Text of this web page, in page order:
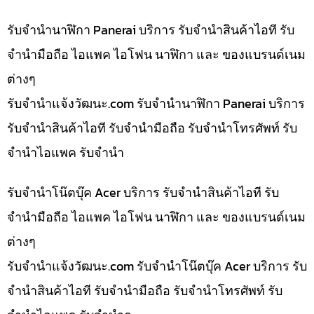
รับจำนำนาฬิกา Panerai บริการ รับจำนำสินค้าไอที รับ
จำนำมือถือ ไอแพค ไอโฟน นาฬิกา และ ของแบรนด์เนม
ต่างๆ
รับจํานําแจ้งวัฒนะ.com รับจำนำนาฬิกา Panerai บริการ
รับจำนำสินค้าไอที รับจำนำมือถือ รับจำนำโทรศัพท์ รับ
จำนำไอแพค รับจำนำ
รับจำนำโน๊ตบุ๊ค Acer บริการ รับจำนำสินค้าไอที รับ
จำนำมือถือ ไอแพค ไอโฟน นาฬิกา และ ของแบรนด์เนม
ต่างๆ
รับจํานําแจ้งวัฒนะ.com รับจำนำโน๊ตบุ๊ค Acer บริการ รับ
จำนำสินค้าไอที รับจำนำมือถือ รับจำนำโทรศัพท์ รับ